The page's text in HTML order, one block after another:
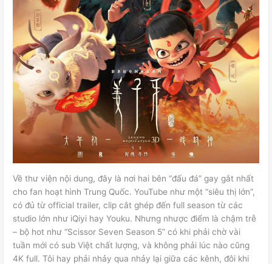
Về thư viện nội dung, đây là nơi hai bên “đấu đá” gay gắt nhất
cho fan hoạt hình Trung Quốc. YouTube như một “siêu thị lớn”,
có đủ từ official trailer, clip cắt ghép đến full season từ các
studio lớn như iQiyi hay Youku. Nhưng nhược điểm là chậm trễ
– bộ hot như “Scissor Seven Season 5” có khi phải chờ vài
tuần mới có sub Việt chất lượng, và không phải lúc nào cũng
4K full. Tôi hay phải nhảy qua nhảy lại giữa các kênh, đôi khi